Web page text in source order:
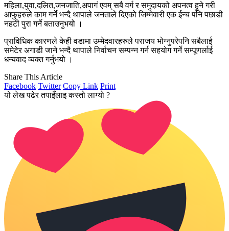
महिला,युवा,दलित,जनजाति,अपागं एवम् सबै वर्ग र समुदायको अपनत्व हुने गरी
आफुहरुले काम गर्ने भन्दै थापाले जनताले दिएको जिम्मेवारी एक ईन्च पनि पछाडी
नहटी पुरा गर्ने बताउनुभयो ।
प्राविधिक कारणले केही वडामा उम्मेदवारहरुले पराजय भोग्नुपरेपनि सबैलाई
समेटेर अगाडी जाने भन्दै थापाले निर्वाचन सम्पन्न गर्न सहयोग गर्ने सम्पूणर्लाई
धन्यवाद व्यक्त गर्नुभयो ।
Share This Article
Facebook Twitter Copy Link Print
यो लेख पढेर तपाइँलाइ कस्तो लाग्यो ?